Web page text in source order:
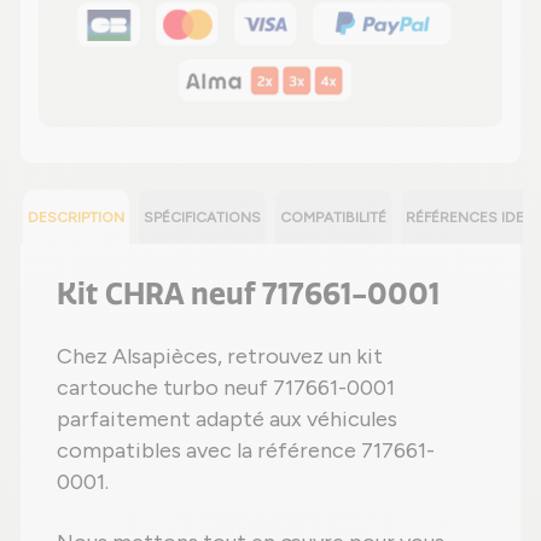
DESCRIPTION SPÉCIFICATIONS COMPATIBILITÉ RÉFÉRENCES
Kit CHRA neuf 717661-0001
Chez Alsapièces, retrouvez un kit
cartouche turbo neuf 717661-0001
parfaitement adapté aux véhicules
compatibles avec la référence 717661-
0001.